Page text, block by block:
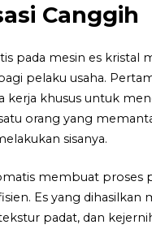
Canggih
pada mesin es kristal
pelaku usaha.
kerja khusus untuk
orang yang
sisanya.
membuat proses
Es yang dihasilkan
padat, dan